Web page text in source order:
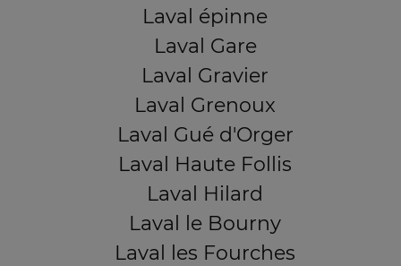
Laval épinne
Laval Gare
Laval Gravier
Laval Grenoux
Laval Gué d'Orger
Laval Haute Follis
Laval Hilard
Laval le Bourny
Laval les Fourches